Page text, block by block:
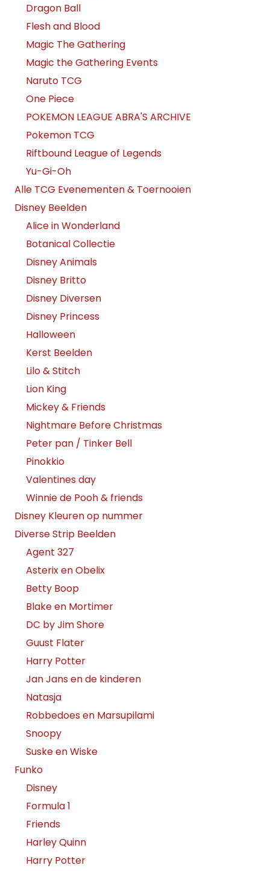
Dragon Ball
Flesh and Blood
Magic The Gathering
Magic the Gathering Events
Naruto TCG
One Piece
POKEMON LEAGUE ABRA'S ARCHIVE
Pokemon TCG
Riftbound League of Legends
Yu-Gi-Oh
Alle TCG Evenementen & Toernooien
Disney Beelden
Alice in Wonderland
Botanical Collectie
Disney Animals
Disney Britto
Disney Diversen
Disney Princess
Halloween
Kerst Beelden
Lilo & Stitch
Lion King
Mickey & Friends
Nightmare Before Christmas
Peter pan / Tinker Bell
Pinokkio
Valentines day
Winnie de Pooh & friends
Disney Kleuren op nummer
Diverse Strip Beelden
Agent 327
Asterix en Obelix
Betty Boop
Blake en Mortimer
DC by Jim Shore
Guust Flater
Harry Potter
Jan Jans en de kinderen
Natasja
Robbedoes en Marsupilami
Snoopy
Suske en Wiske
Funko
Disney
Formula 1
Friends
Harley Quinn
Harry Potter